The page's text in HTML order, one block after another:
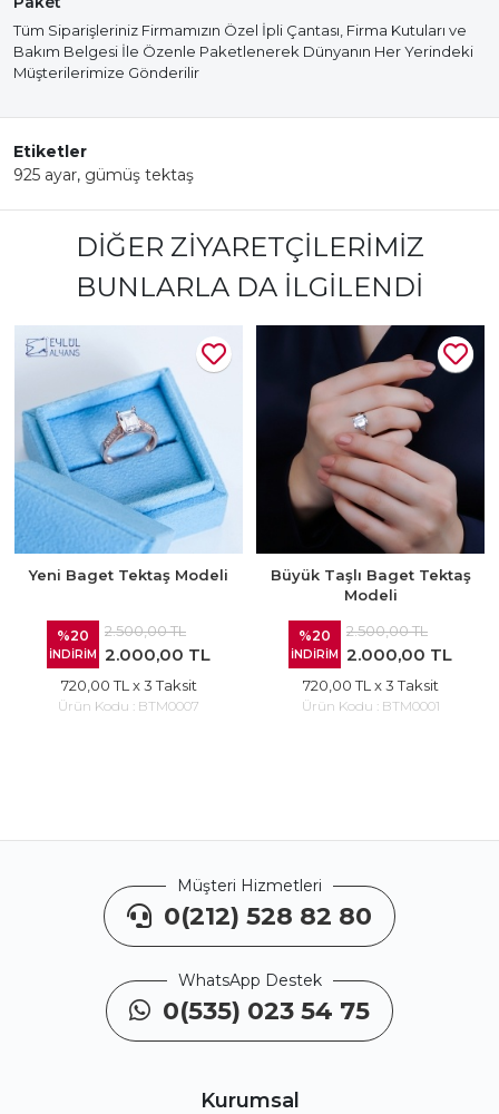
Tüm Siparişleriniz Firmamızın Özel İpli Çantası, Firma Kutuları ve
Bakım Belgesi İle Özenle Paketlenerek Dünyanın Her Yerindeki
Müşterilerimize Gönderilir
Etiketler
925 ayar, gümüş tektaş
DIĞER ZIYARETÇILERIMIZ
BUNLARLA DA İLGILENDI
Yeni Baget Tektaş Modeli
%20
İNDİRİM
2.500,00 TL
2.000,00 TL
720,00 TL x 3 Taksit
Ürün Kodu : BTM0007
Büyük Taşlı Baget Tektaş
Modeli
%20
İNDİRİM
2.500,00 TL
2.000,00 TL
720,00 TL x 3 Taksit
Ürün Kodu : BTM0001
Müşteri Hizmetleri
0(212) 528 82 80
WhatsApp Destek
0(535) 023 54 75
Kurumsal